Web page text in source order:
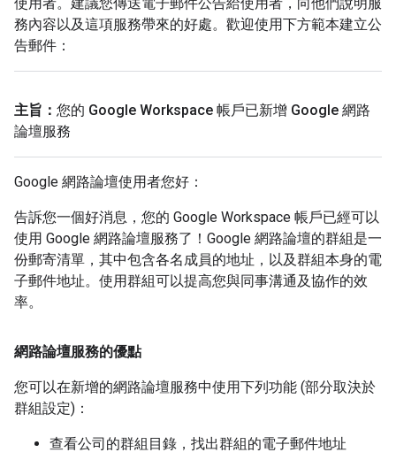
務內容以及這項服務帶來的好處。歡迎使用下方範本建立公
告郵件：
主旨： 您的 Google Workspace 帳戶已新增 Google 網路
論壇服務
Google 網路論壇使用者您好：
告訴您一個好消息，您的 Google Workspace 帳戶已經可以
使用 Google 網路論壇服務了！Google 網路論壇的群組是一
份郵寄清單，其中包含各名成員的地址，以及群組本身的電
子郵件地址。使用群組可以提高您與同事溝通及協作的效
率。
網路論壇服務的優點
您可以在新增的網路論壇服務中使用下列功能 (部分取決於
群組設定)：
查看公司的群組目錄，找出群組的電子郵件地址